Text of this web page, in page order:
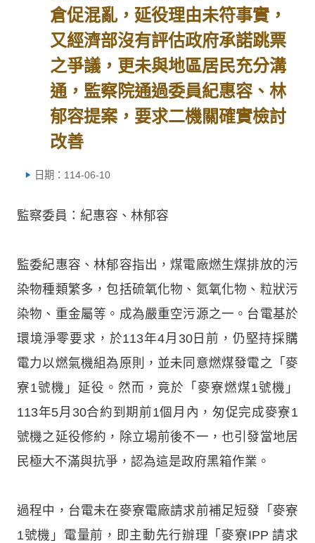
倉促混亂，延役理由未符事實，
又經濟部沒有評估政府承諾跳票
之爭議，更未與地區居民充分溝
通，監察院通過委員紀惠容、林
郁容提案，要求二機關確實檢討
改善
日期：114-06-10
監察委員：紀惠容、林郁容
監委紀惠容、林郁容指出，煤電廠燃生煤排放的污
染物種類繁多，包括硫氧化物、氮氧化物、粒狀污
染物、重金屬等。成為嚴重空污源之一。台電基於
環境淨零要求，於113年4月30日前，仍堅持採購
電力以燃氣機組為原則，並未同意燃煤發電之「麥
寮1號機」延役。然而，竟於「麥寮燃煤1號機」
113年5月30合約到期前1個月內，匆促完成麥寮1
號機之延役修約，除立場前後不一，也引發當地居
民極大不滿與抗爭，認為這是政府黑箱作業。
過程中，台電未在麥寮電廠請求前補足短發「麥寮
1號機」電量前，即主動先行辦理「麥寮IPP 請求